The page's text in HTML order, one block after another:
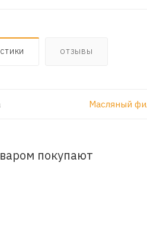
ОТЗЫВЫ
Масляный
покупают